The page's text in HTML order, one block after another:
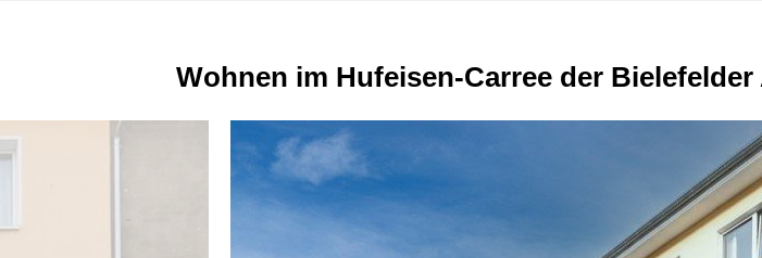
Wohnen im Hufeisen-Carree der